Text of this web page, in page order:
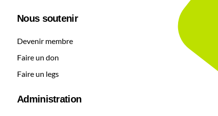
Nous soutenir
Devenir membre
Faire un don
Faire un legs
Administration